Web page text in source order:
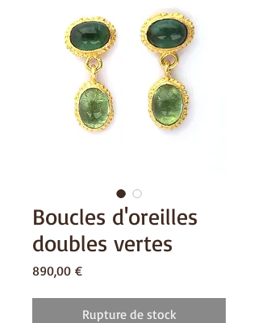
Boucles d'oreilles
doubles vertes
890,00 €Prix
Rupture de stock